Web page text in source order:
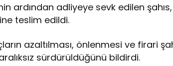
ardından adliyeye sevk edilen şahıs,
teslim edildi.
azaltılması, önlenmesi ve firari
sürdürüldüğünü bildirdi.